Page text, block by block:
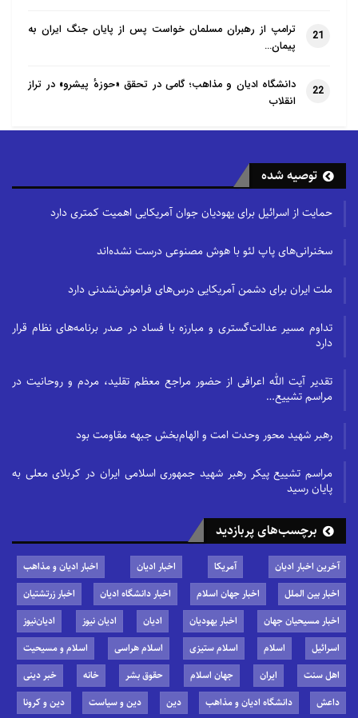
21
ترامپ از رهبران مسلمان خواست پس از پایان جنگ ایران به
پیمان…
22
دانشگاه ادیان و مذاهب؛ گامی در تحقق «حوزهٔ پیشرو» در تراز
انقلاب
توصیه شده
حمایت از اسرائیل برای یهودیان جوان آمریکایی اهمیت کمتری دارد
سخنرانی‌های پاپ لئو با هوش مصنوعی درست نشده‌اند
ملت ایران برای دشمن آمریکایی درس‌های فراموش‌نشدنی دارد
تداوم مسیر عدالت‌گستری و مبارزه با فساد در صدر برنامه‌های نظام قرار
دارد
تقدیر آیت الله اعرافی از حضور مراجع معظم تقلید، مردم و روحانیت در
مراسم تشییع…
رهبر شهید محور وحدت امت و الهام‌بخش جبهه مقاومت بود
مراسم تشییع پیکر رهبر شهید جمهوری اسلامی ایران در کربلای معلی به
پایان رسید
برچسب‌های پربازدید
آخرین اخبار ادیان آمریکا اخبار ادیان
اخبار ادیان و مذاهب
اخبار بین الملل
اخبار جهان اسلام اخبار دانشگاه ادیان
اخبار زرتشتیان
اخبار مسیحیان جهان
اخبار یهودیان ادیان ادیان نیوز
ادیان‌نیوز
اسرائیل
اسلام اسلام ستیزی اسلام هراسی
اسلام و مسیحیت
اهل سنت
ایران جهان اسلام حقوق بشر خانه
خبر دینی
داعش
دانشگاه ادیان و مذاهب دین دین و سیاست دین و کرونا